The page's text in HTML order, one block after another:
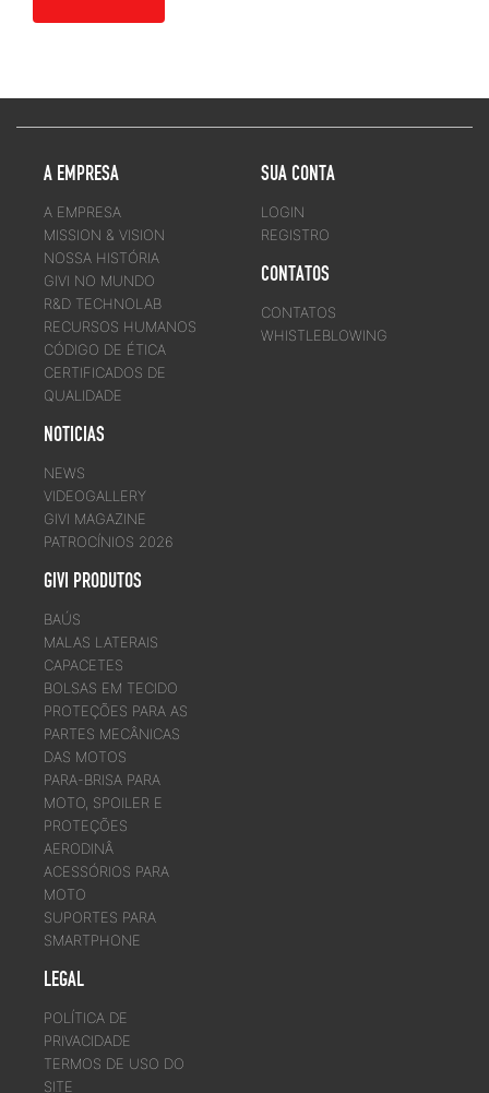
A EMPRESA
A EMPRESA
MISSION & VISION
NOSSA HISTÓRIA
GIVI NO MUNDO
R&D TECHNOLAB
RECURSOS HUMANOS
CÓDIGO DE ÉTICA
CERTIFICADOS DE
QUALIDADE
NOTICIAS
NEWS
VIDEOGALLERY
GIVI MAGAZINE
PATROCÍNIOS 2026
GIVI PRODUTOS
BAÚS
MALAS LATERAIS
CAPACETES
BOLSAS EM TECIDO
PROTEÇÕES PARA AS
PARTES MECÂNICAS
DAS MOTOS
PARA-BRISA PARA
MOTO, SPOILER E
PROTEÇÕES
AERODINÂ
ACESSÓRIOS PARA
MOTO
SUPORTES PARA
SMARTPHONE
LEGAL
POLÍTICA DE
PRIVACIDADE
TERMOS DE USO DO
SITE
SUA CONTA
LOGIN
REGISTRO
CONTATOS
CONTATOS
WHISTLEBLOWING